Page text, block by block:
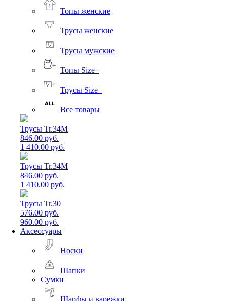
Топы женские
Трусы женские
Трусы мужские
Топы Size+
Трусы Size+
Все товары
Трусы Tr.34M
846.00 руб.
1 410.00 руб.
Трусы Tr.34M
846.00 руб.
1 410.00 руб.
Трусы Tr.30
576.00 руб.
960.00 руб.
Аксессуары
Носки
Шапки
Сумки